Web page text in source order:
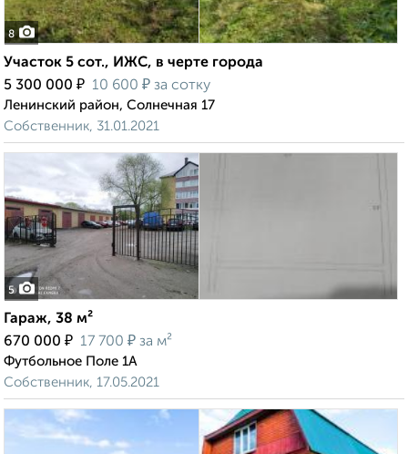
8
Участок 5 сот., ИЖС, в черте города
5 300 000 ₽ 10 600 ₽ за сотку
Ленинский район, Солнечная 17
Собственник, 31.01.2021
5
Гараж, 38 м²
670 000 ₽ 17 700 ₽ за м²
Футбольное Поле 1А
Собственник, 17.05.2021